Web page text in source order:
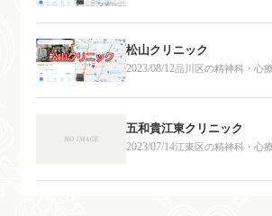
松山クリニック
2023/08/12品川区の精神科・心
五和貴江東クリニック
2023/07/14江東区の精神科・心